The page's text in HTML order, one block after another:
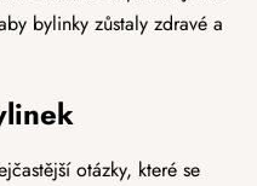
bylinky zůstaly zdravé a
otázky, které se